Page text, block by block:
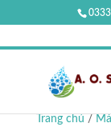
Trang chủ /